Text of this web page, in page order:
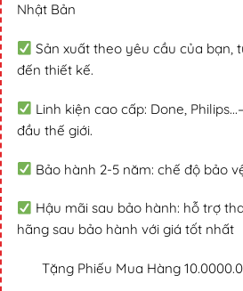
Nhật Bản
Sản xuất theo yêu cầu của bạn,
đến thiết kế.
Linh kiện cao cấp: Done,
đầu thế giới.
Bảo hành 2-5 năm: chế độ bảo
Hậu mãi sau bảo hành: hỗ trợ
hãng sau bảo hành với giá tốt nhất
Tặng Phiếu Mua Hàng